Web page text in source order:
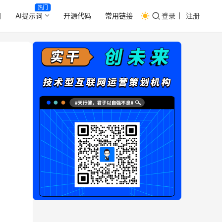
AI提示词
热门
开源代码 常用链接 登录 注册